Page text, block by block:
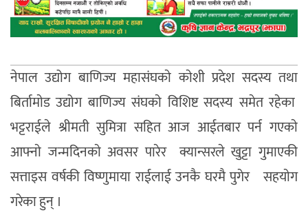
नेपाल उद्योग बाणिज्य महासंघकाे काेशी प्रदेश सदस्य तथा
बिर्तामाेड उद्योग बाणिज्य संघकाे विशिष्ट सदस्य समेत रहेका
भट्टराईले श्रीमती सुमित्रा सहित आज आईतबार पर्न गएकाे
आफ्नाे जन्मदिनकाे अवसर पारेर क्यान्सरले खुट्टा गुमाएकी
सत्ताइस वर्षकी विष्णुमाया राईलाई उनकै घरमै पुगेर सहयाेग
गरेका हुन् ।